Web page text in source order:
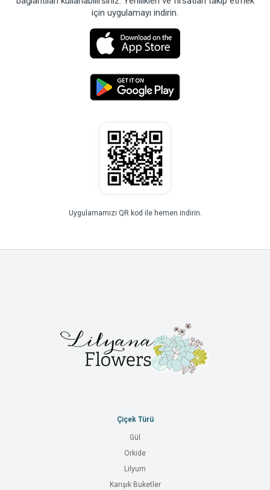
için uygulamayı indirin.
Uygulamamızı QR kod ile hemen indirin.
Çiçek Türü
Gül
Orkide
Lilyum
Karışık Buketler